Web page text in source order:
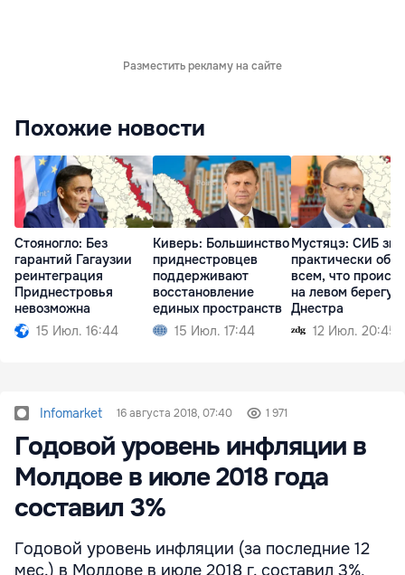
Разместить рекламу на сайте
Похожие новости
Стояногло: Без
гарантий Гагаузии
реинтеграция
Приднестровья
невозможна
15 Июл. 16:44
Киверь: Большинство
приднестровцев
поддерживают
восстановление
единых пространств
15 Июл. 17:44
Мустяцэ: СИБ
практически обо
всем, что
на левом берегу
Днестра
12 Июл. 20:45
Infomarket 16 августа 2018, 07:40 1 971
Годовой уровень инфляции в
Молдове в июле 2018 года
составил 3%
Годовой уровень инфляции (за последние 12
мес.) в Молдове в июле 2018 г. составил 3%,